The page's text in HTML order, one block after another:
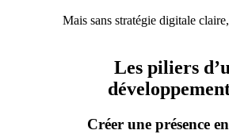
Mais sans stratégie digitale
Les piliers
Créer une présence